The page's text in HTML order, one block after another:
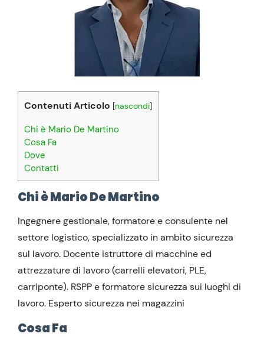
Contenuti Articolo [nascondi]
Chi è Mario De Martino
Cosa Fa
Dove
Contatti
Chi è Mario De Martino
Ingegnere gestionale, formatore e consulente nel
settore logistico, specializzato in ambito sicurezza
sul lavoro. Docente istruttore di macchine ed
attrezzature di lavoro (carrelli elevatori, PLE,
carriponte). RSPP e formatore sicurezza sui luoghi di
lavoro. Esperto sicurezza nei magazzini
Cosa Fa